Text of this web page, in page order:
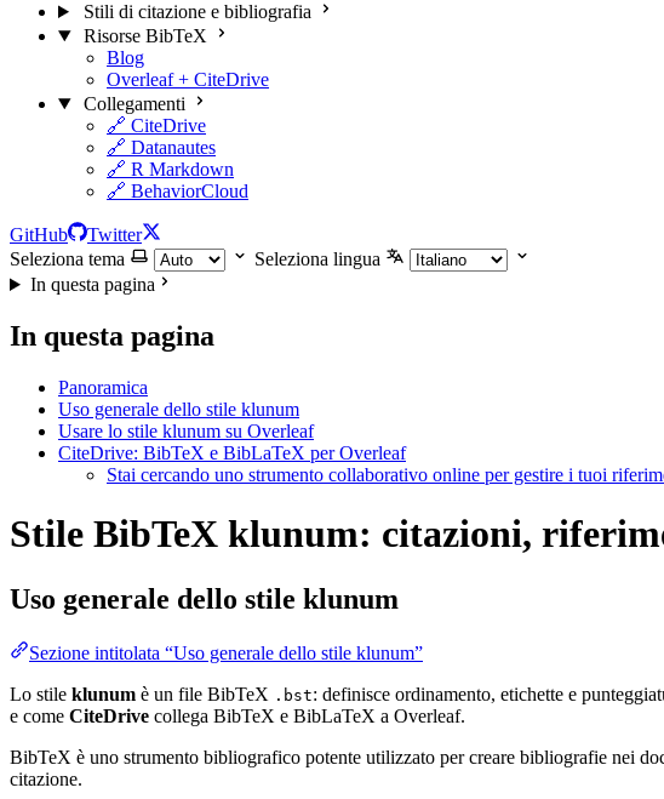
Stili di citazione e bibliografia
Risorse BibTeX
Blog
Overleaf + CiteDrive
Collegamenti
🔗 CiteDrive
🔗 Datanautes
🔗 R Markdown
🔗 BehaviorCloud
GitHub
Twitter
Seleziona tema
Seleziona lingua
In questa pagina
In questa pagina
Panoramica
Uso generale dello stile klunum
Usare lo stile klunum su Overleaf
CiteDrive: BibTeX e BibLaTeX per Overleaf
Stai cercando uno strumento collaborativo online per gestire i tuoi
Stile BibTeX klunum: citazioni,
Uso generale dello stile klunum
Sezione intitolata “Uso generale dello stile klunum”
Lo stile klunum è un file BibTeX .bst: definisce ordinamento, etichette e
e come CiteDrive collega BibTeX e BibLaTeX a Overleaf.
BibTeX è uno strumento bibliografico potente utilizzato per creare bibliografie nei
citazione.